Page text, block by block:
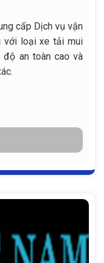
cấp Dịch vụ vận
với loại xe tải mui
an toàn cao và